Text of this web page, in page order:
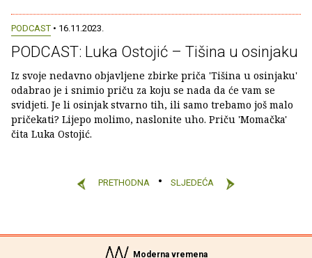
PODCAST • 16.11.2023.
PODCAST: Luka Ostojić – Tišina u osinjaku
Iz svoje nedavno objavljene zbirke priča 'Tišina u osinjaku'
odabrao je i snimio priču za koju se nada da će vam se
svidjeti. Je li osinjak stvarno tih, ili samo trebamo još malo
pričekati? Lijepo molimo, naslonite uho. Priču 'Momačka'
čita Luka Ostojić.
PRETHODNA SLJEDEĆA
Moderna vremena